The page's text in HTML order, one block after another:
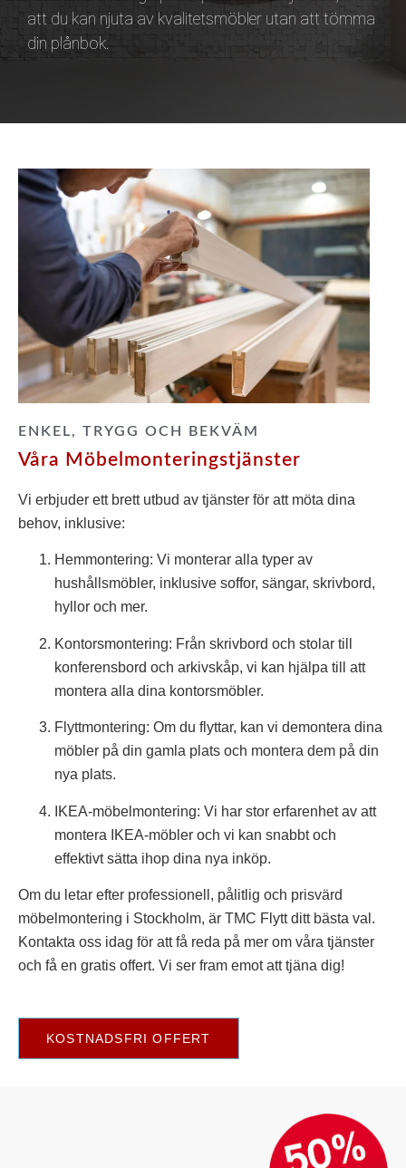
att du kan njuta av kvalitetsmöbler utan att tömma
din plånbok.
ENKEL, TRYGG OCH BEKVÄM
Våra Möbelmonteringstjänster
Vi erbjuder ett brett utbud av tjänster för att möta dina
behov, inklusive:
Hemmontering: Vi monterar alla typer av
hushållsmöbler, inklusive soffor, sängar, skrivbord,
hyllor och mer.
Kontorsmontering: Från skrivbord och stolar till
konferensbord och arkivskåp, vi kan hjälpa till att
montera alla dina kontorsmöbler.
Flyttmontering: Om du flyttar, kan vi demontera dina
möbler på din gamla plats och montera dem på din
nya plats.
IKEA-möbelmontering: Vi har stor erfarenhet av att
montera IKEA-möbler och vi kan snabbt och
effektivt sätta ihop dina nya inköp.
Om du letar efter professionell, pålitlig och prisvärd
möbelmontering i Stockholm, är TMC Flytt ditt bästa val.
Kontakta oss idag för att få reda på mer om våra tjänster
och få en gratis offert. Vi ser fram emot att tjäna dig!
KOSTNADSFRI OFFERT